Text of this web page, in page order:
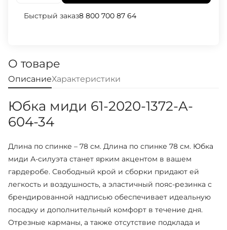
Быстрый заказ8 800 700 87 64
О товаре
ОписаниеХарактеристики
Юбка миди 61-2020-1372-A-
604-34
Длина по спинке – 78 см. Длина по спинке 78 см. Юбка
миди А-силуэта станет ярким акцентом в вашем
гардеробе. Свободный крой и сборки придают ей
легкость и воздушность, а эластичный пояс-резинка с
брендированной надписью обеспечивает идеальную
посадку и дополнительный комфорт в течение дня.
Отрезные карманы, а также отсутствие подклада и